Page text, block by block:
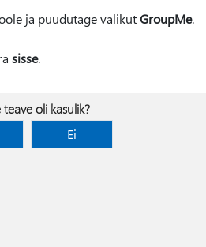
ja puudutage valikutGroupMe.
sisse.
teave oli kasulik?
Ei